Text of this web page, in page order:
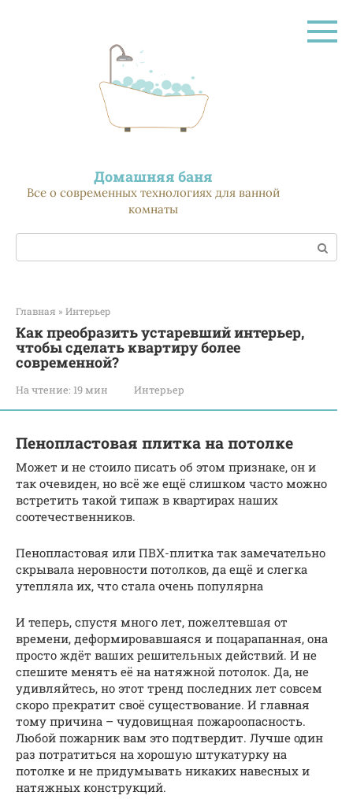
Домашняя баня
Все о современных технологиях для ванной
комнаты
Поиск:
Главная » Интерьер
Как преобразить устаревший интерьер,
чтобы сделать квартиру более
современной?
На чтение: 19 мин Интерьер
Пенопластовая плитка на потолке
Может и не стоило писать об этом признаке, он и
так очевиден, но всё же ещё слишком часто можно
встретить такой типаж в квартирах наших
соотечественников.
Пенопластовая или ПВХ-плитка так замечательно
скрывала неровности потолков, да ещё и слегка
утепляла их, что стала очень популярна
И теперь, спустя много лет, пожелтевшая от
времени, деформировавшаяся и поцарапанная, она
просто ждёт ваших решительных действий. И не
спешите менять её на натяжной потолок. Да, не
удивляйтесь, но этот тренд последних лет совсем
скоро прекратит своё существование. И главная
тому причина – чудовищная пожароопасность.
Любой пожарник вам это подтвердит. Лучше один
раз потратиться на хорошую штукатурку на
потолке и не придумывать никаких навесных и
натяжных конструкций.